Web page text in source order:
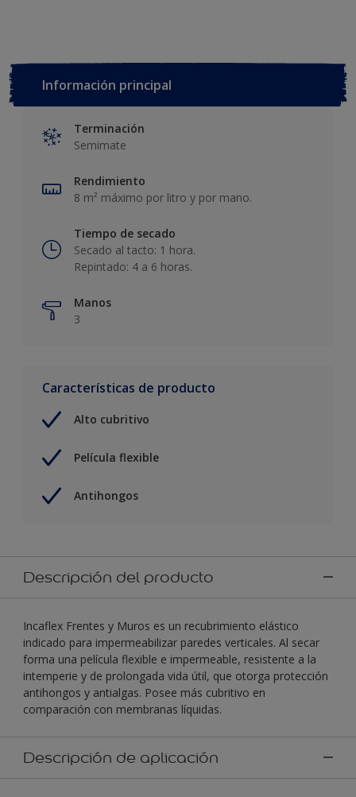
Información principal
Terminación
Semimate
Rendimiento
8 m² máximo por litro y por mano.
Tiempo de secado
Secado al tacto: 1 hora.
Repintado: 4 a 6 horas.
Manos
3
Características de producto
Alto cubritivo
Película flexible
Antihongos
Descripción del producto
Incaflex Frentes y Muros es un recubrimiento elástico
indicado para impermeabilizar paredes verticales. Al secar
forma una película flexible e impermeable, resistente a la
intemperie y de prolongada vida útil, que otorga protección
antihongos y antialgas. Posee más cubritivo en
comparación con membranas líquidas.
Descripción de aplicación